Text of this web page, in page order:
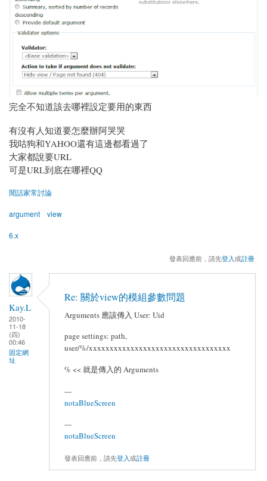
完全不知道該去哪裡設定要用的東西
有沒有人知道要怎麼辦阿哭哭
我咕狗和YAHOO還有這邊都看過了
大家都說要URL
可是URL到底在哪裡QQ
閒話家常討論
argument view
6.x
發表回應前，請先登入或註冊
Kay.L
2010-
11-18
(四)
00:46
固定網
址
Re: 關於view的模組參數問題
Arguments 應該傳入 User: Uid
page settings: path,
user/%/xxxxxxxxxxxxxxxxxxxxxxxxxxxxxxxxxx
% << 就是傳入的 Arguments
---
notaBlueScreen
---
notaBlueScreen
發表回應前，請先登入或註冊